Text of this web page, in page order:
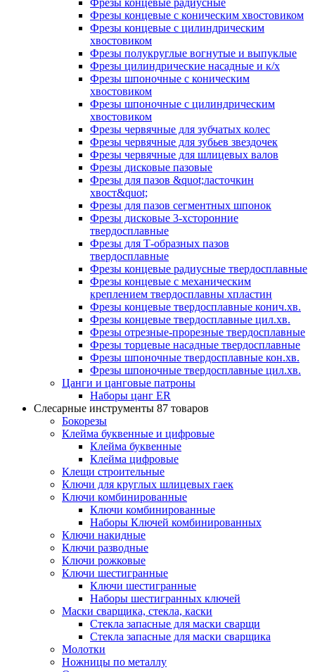
Фрезы концевые радиусные
Фрезы концевые с коническим хвостовиком
Фрезы концевые с цилиндрическим
хвостовиком
Фрезы полукруглые вогнутые и выпуклые
Фрезы цилиндрические насадные и к/х
Фрезы шпоночные с коническим
хвостовиком
Фрезы шпоночные с цилиндрическим
хвостовиком
Фрезы червячные для зубчатых колес
Фрезы червячные для зубьев звездочек
Фрезы червячные для шлицевых валов
Фрезы дисковые пазовые
Фрезы для пазов &quot;ласточкин
хвост&quot;
Фрезы для пазов сегментных шпонок
Фрезы дисковые 3-хсторонние
твердосплавные
Фрезы для Т-образных пазов
твердосплавные
Фрезы концевые радиусные твердосплавные
Фрезы концевые с механическим
креплением твердосплавны хпластин
Фрезы концевые твердосплавные конич.хв.
Фрезы концевые твердосплавные цил.хв.
Фрезы отрезные-прорезные твердосплавные
Фрезы торцевые насадные твердосплавные
Фрезы шпоночные твердосплавные кон.хв.
Фрезы шпоночные твердосплавные цил.хв.
Цанги и цанговые патроны
Наборы цанг ER
Слесарные инструменты 87 товаров
Бокорезы
Клейма буквенные и цифровые
Клейма буквенные
Клейма цифровые
Клещи строительные
Ключи для круглых шлицевых гаек
Ключи комбинированные
Ключи комбинированные
Наборы Ключей комбинированных
Ключи накидные
Ключи разводные
Ключи рожковые
Ключи шестигранные
Ключи шестигранные
Наборы шестигранных ключей
Маски сварщика, стекла, каски
Стекла запасные для маски сварщи
Стекла запасные для маски сварщика
Молотки
Ножницы по металлу